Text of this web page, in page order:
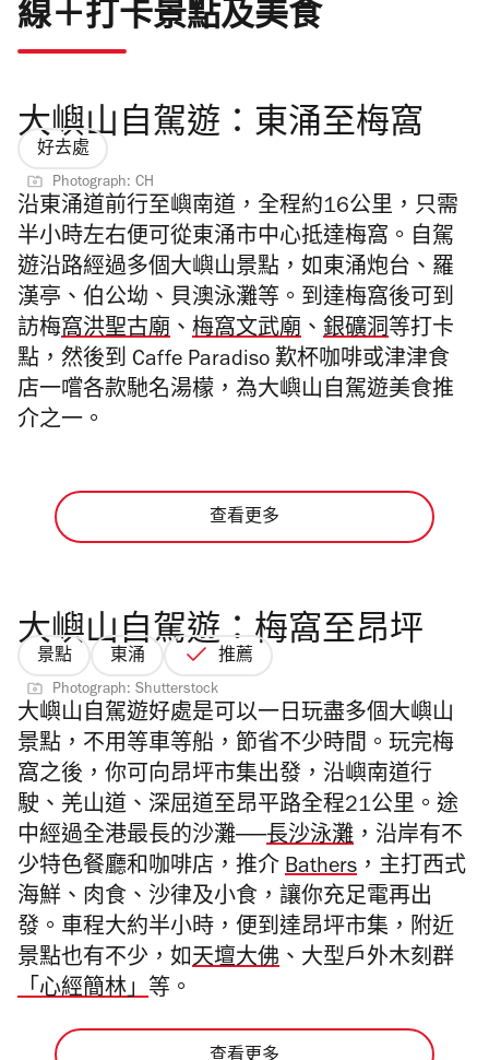
線＋打卡景點及美食
大嶼山自駕遊：東涌至梅窩
好去處
Photograph: CH
沿東涌道前行至嶼南道，全程約16公里，只需
半小時左右便可從東涌市中心抵達梅窩。 自駕
遊沿路經過多個大嶼山景點 ，如東涌炮台、羅
漢亭、伯公坳、貝澳泳灘等。到達梅窩後可到
訪梅窩洪聖古廟 、 梅窩文武廟 、 銀礦洞等打卡
點，然後到 Caffe Paradiso 歎杯咖啡或津津食
店一嚐各款馳名湯檬，為大嶼山自駕遊美食推
介之一。
查看更多
大嶼山自駕遊：梅窩至昂坪
景點 東涌 推薦
Photograph: Shutterstock
大嶼山自駕遊好處是可以一日玩盡多個大嶼山
景點，不用等車等船，節省不少時間。玩完梅
窩之後，你可向昂坪市集出發，沿嶼南道行
駛、羌山道、深屈道至昂平路全程21公里。途
中經過全港最長的沙灘──長沙泳灘 ，沿岸有不
少特色餐廳和咖啡店，推介 Bathers ，主打西式
海鮮、肉食、沙律及小食，讓你充足電再出
發。車程大約半小時，便到達昂坪市集，附近
景點也有不少，如天壇大佛 、大型戶外木刻群
「心經簡林」等。
查看更多